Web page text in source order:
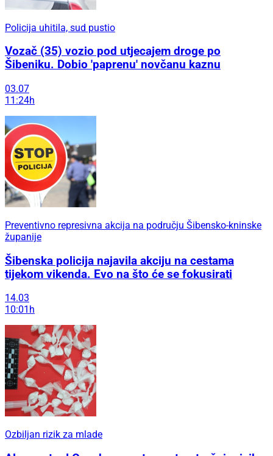
Policija uhitila, sud pustio
Vozač (35) vozio pod utjecajem droge po
Šibeniku. Dobio 'paprenu' novčanu kaznu
03.07
11:24h
Preventivno represivna akcija na području Šibensko-kninske
županije
Šibenska policija najavila akciju na cestama
tijekom vikenda. Evo na što će se fokusirati
14.03
10:01h
Ozbiljan rizik za mlade